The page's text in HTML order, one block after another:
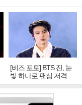
[비즈 포토] BTS 진, 눈
빛 하나로 팬심 저격…
독보적 카리스마